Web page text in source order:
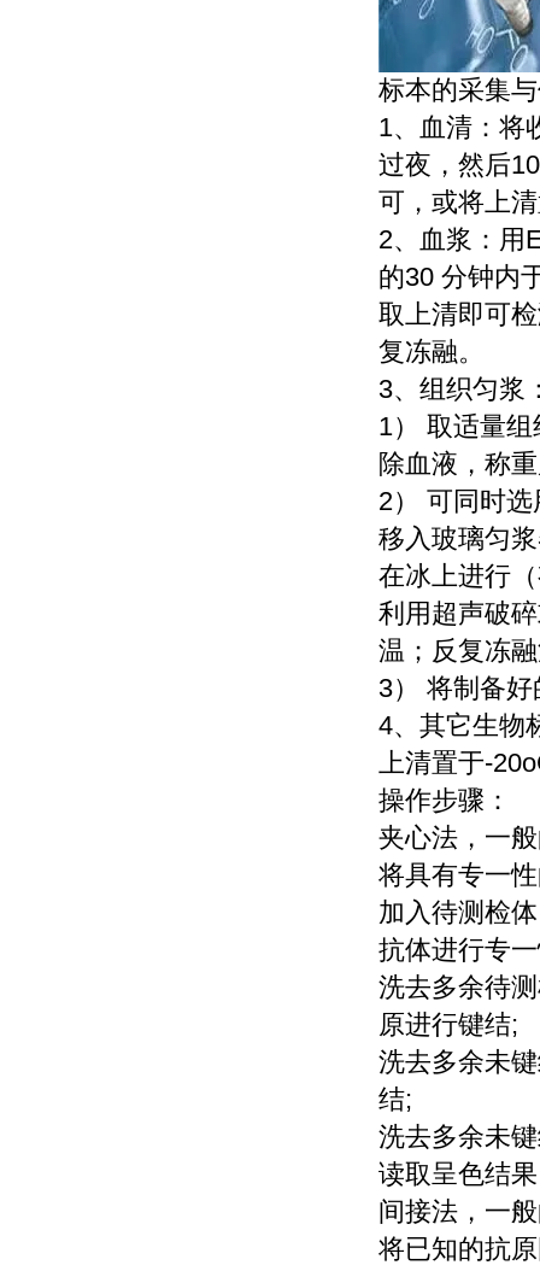
标本的采集
1、血清：将
过夜，然后
可，或将上
2、血浆：用
的30 分钟内
取上清即可
复冻融。
3、组织匀浆
1） 取适量
除血液，称
2） 可同时
移入玻璃匀
在冰上进行
利用超声破
温；反复冻
3） 将制备
4、其它生物
上清置于-
操作步骤：
夹心法，一
将具有专一
加入待测检
抗体进行专
洗去多余待
原进行键结;
洗去多余未
结;
洗去多余未
读取呈色结果
间接法，一
将已知的抗